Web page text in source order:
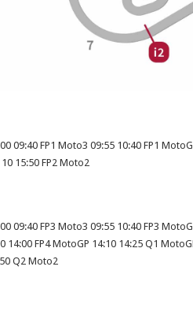
09:40 FP1 Moto3 09:55 10:40 FP1
15:50 FP2 Moto2
09:40 FP3 Moto3 09:55 10:40 FP3
14:00 FP4 MotoGP 14:10 14:25 Q1
Q2 Moto2